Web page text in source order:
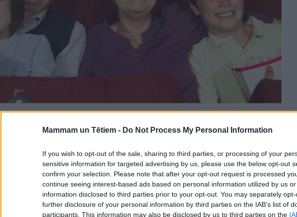
Mammam un Tētiem - Do Not Process My Personal Information
If you wish to opt-out of the sale, sharing to third parties, or processing of your
sensitive information for targeted advertising by us, please use the below opt-out
confirm your selection. Please note that after your opt-out request is processed
continue seeing interest-based ads based on personal information utilized by us
information disclosed to third parties prior to your opt-out. You may separately
further disclosure of your personal information by third parties on the IAB’s list of
participants. This information may also be disclosed by us to third parties on the
kopā ar mazbērniem interesanti, jautri un ar smiekliem. Kad esat
izrādi vai filmu dosieties, lielās dienas gaidīšanas procesu padariet vēl
ka saskaņosiet apģērbu. Piemēram, ka visu apģērbs būs
klāt, aizbrauciet pakaļ mazbērniem un dodaties uz izvēlēto